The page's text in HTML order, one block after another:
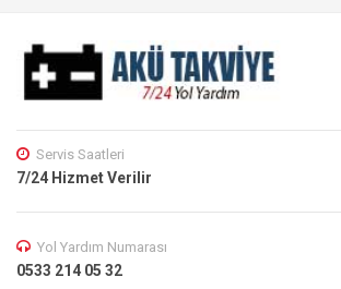
Servis Saatleri
7/24 Hizmet Verilir
Yol Yardım Numarası
0533 214 05 32